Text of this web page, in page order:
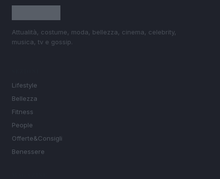
Attualità, costume, moda, bellezza, cinema, celebrity,
musica, tv e gossip.
Lifestyle
Bellezza
Fitness
People
Offerte&Consigli
Benessere